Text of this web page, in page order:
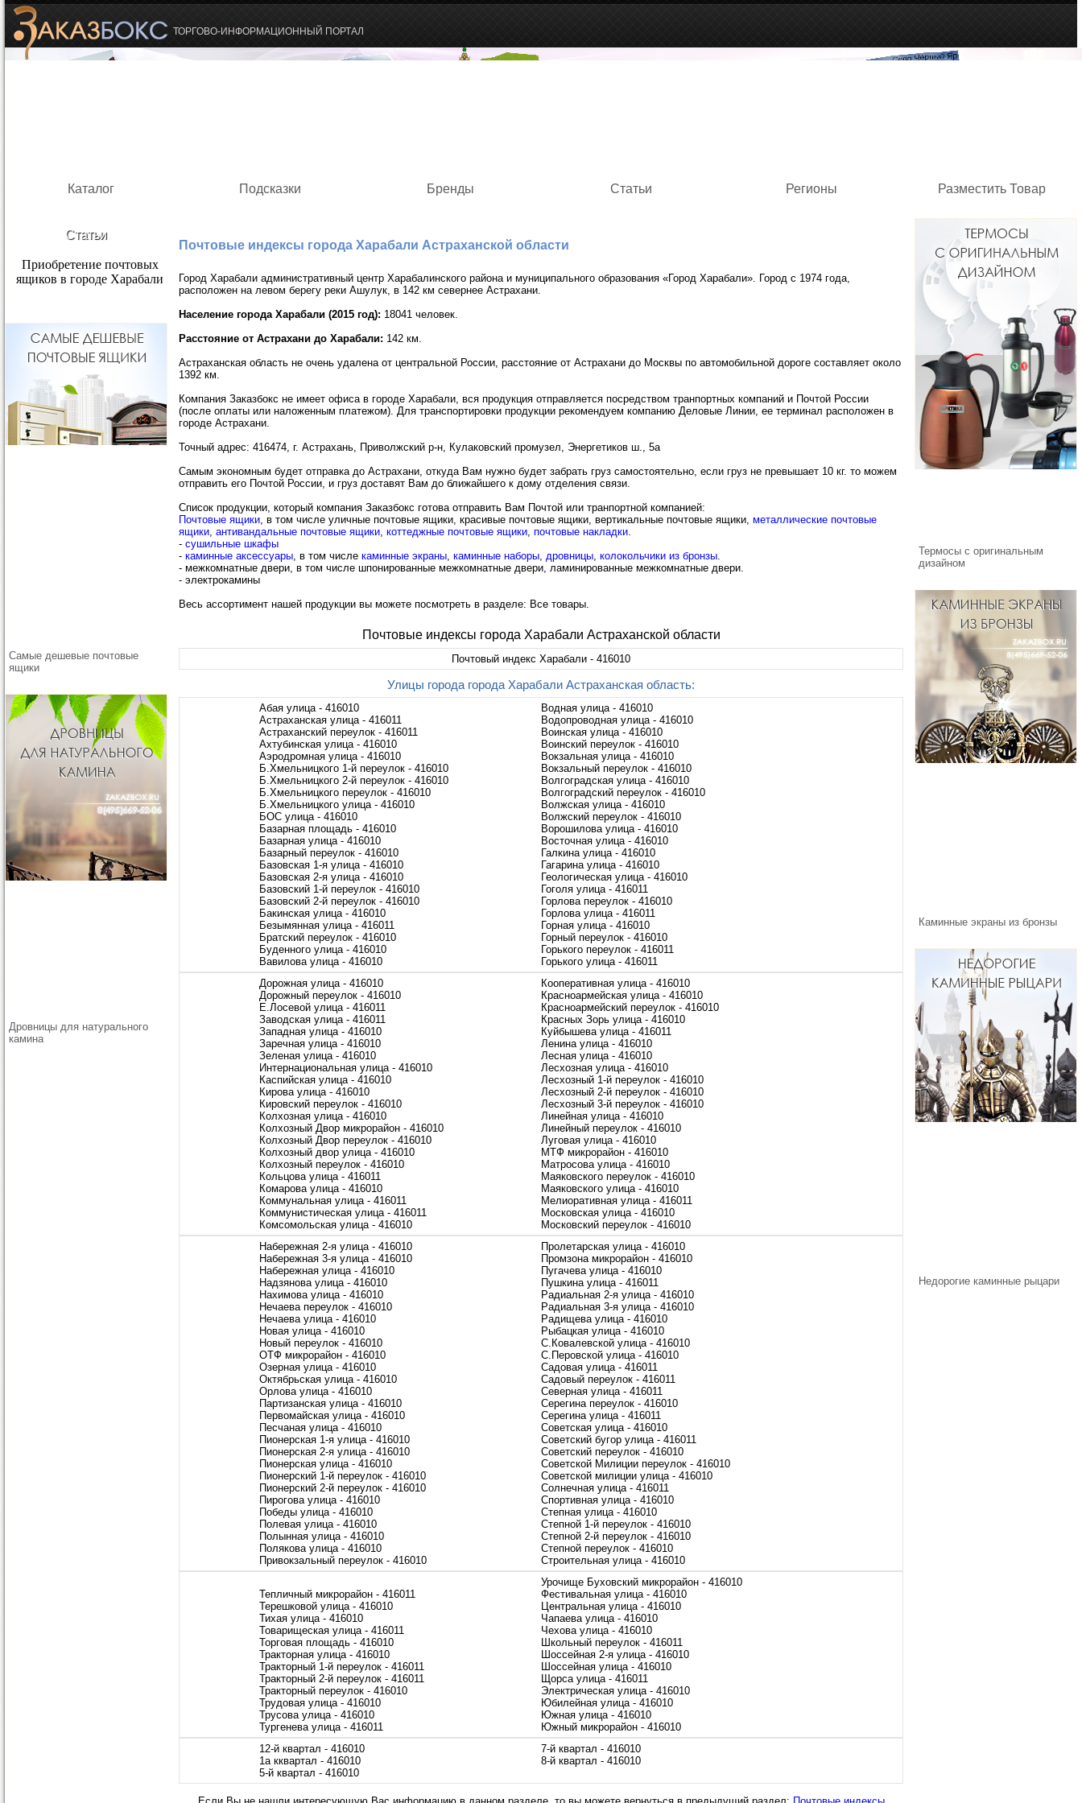
ТОРГОВО-ИНФОРМАЦИОННЫЙ ПОРТАЛ
Каталог Подсказки Бренды Статьи Регионы Разместить Товар
Статьи
Приобретение почтовых
ящиков в городе Харабали
Самые дешевые почтовые
ящики
Дровницы для натурального
камина
Почтовые индексы города Харабали Астраханской области
Город Харабали административный центр Харабалинского района и муниципального образования «Город Харабали». Город с 1974 года,
расположен на левом берегу реки Ашулук, в 142 км севернее Астрахани.
Население города Харабали (2015 год): 18041 человек.
Расстояние от Астрахани до Харабали: 142 км.
Астраханская область не очень удалена от центральной России, расстояние от Астрахани до Москвы по автомобильной дороге составляет около
1392 км.
Компания Заказбокс не имеет офиса в городе Харабали, вся продукция отправляется посредством транпортных компаний и Почтой России
(после оплаты или наложенным платежом). Для транспортировки продукции рекомендуем компанию Деловые Линии, ее терминал расположен в
городе Астрахани.
Точный адрес: 416474, г. Астрахань, Приволжский р-н, Кулаковский промузел, Энергетиков ш., 5а
Самым экономным будет отправка до Астрахани, откуда Вам нужно будет забрать груз самостоятельно, если груз не превышает 10 кг. то можем
отправить его Почтой России, и груз доставят Вам до ближайшего к дому отделения связи.
Список продукции, который компания Заказбокс готова отправить Вам Почтой или транпортной компанией:
Почтовые ящики, в том числе уличные почтовые ящики, красивые почтовые ящики, вертикальные почтовые ящики, металлические почтовые
ящики, антивандальные почтовые ящики, коттеджные почтовые ящики, почтовые накладки.
- сушильные шкафы
- каминные аксессуары, в том числе каминные экраны, каминные наборы, дровницы, колокольчики из бронзы.
- межкомнатные двери, в том числе шпонированные межкомнатные двери, ламинированные межкомнатные двери.
- электрокамины
Весь ассортимент нашей продукции вы можете посмотреть в разделе: Все товары.
Почтовые индексы города Харабали Астраханской области
Почтовый индекс Харабали - 416010
Улицы города города Харабали Астраханская область:
Абая улица - 416010
Водная улица - 416010
Астраханская улица - 416011
Водопроводная улица - 416010
Астраханский переулок - 416011
Воинская улица - 416010
Ахтубинская улица - 416010
Воинский переулок - 416010
Аэродромная улица - 416010
Вокзальная улица - 416010
Б.Хмельницкого 1-й переулок - 416010
Вокзальный переулок - 416010
Б.Хмельницкого 2-й переулок - 416010
Волгоградская улица - 416010
Б.Хмельницкого переулок - 416010
Волгоградский переулок - 416010
Б.Хмельницкого улица - 416010
Волжская улица - 416010
БОС улица - 416010
Волжский переулок - 416010
Базарная площадь - 416010
Ворошилова улица - 416010
Базарная улица - 416010
Восточная улица - 416010
Базарный переулок - 416010
Галкина улица - 416010
Базовская 1-я улица - 416010
Гагарина улица - 416010
Базовская 2-я улица - 416010
Геологическая улица - 416010
Базовский 1-й переулок - 416010
Гоголя улица - 416011
Базовский 2-й переулок - 416010
Горлова переулок - 416010
Бакинская улица - 416010
Горлова улица - 416011
Безымянная улица - 416011
Горная улица - 416010
Братский переулок - 416010
Горный переулок - 416010
Буденного улица - 416010
Горького переулок - 416011
Вавилова улица - 416010
Горького улица - 416011
Дорожная улица - 416010
Кооперативная улица - 416010
Дорожный переулок - 416010
Красноармейская улица - 416010
Е.Лосевой улица - 416011
Красноармейский переулок - 416010
Заводская улица - 416011
Красных Зорь улица - 416010
Западная улица - 416010
Куйбышева улица - 416011
Заречная улица - 416010
Ленина улица - 416010
Зеленая улица - 416010
Лесная улица - 416010
Интернациональная улица - 416010
Лесхозная улица - 416010
Каспийская улица - 416010
Лесхозный 1-й переулок - 416010
Кирова улица - 416010
Лесхозный 2-й переулок - 416010
Кировский переулок - 416010
Лесхозный 3-й переулок - 416010
Колхозная улица - 416010
Линейная улица - 416010
Колхозный Двор микрорайон - 416010
Линейный переулок - 416010
Колхозный Двор переулок - 416010
Луговая улица - 416010
Колхозный двор улица - 416010
МТФ микрорайон - 416010
Колхозный переулок - 416010
Матросова улица - 416010
Кольцова улица - 416011
Маяковского переулок - 416010
Комарова улица - 416010
Маяковского улица - 416010
Коммунальная улица - 416011
Мелиоративная улица - 416011
Коммунистическая улица - 416011
Московская улица - 416010
Комсомольская улица - 416010
Московский переулок - 416010
Набережная 2-я улица - 416010
Пролетарская улица - 416010
Набережная 3-я улица - 416010
Промзона микрорайон - 416010
Набережная улица - 416010
Пугачева улица - 416010
Надзянова улица - 416010
Пушкина улица - 416011
Нахимова улица - 416010
Радиальная 2-я улица - 416010
Нечаева переулок - 416010
Радиальная 3-я улица - 416010
Нечаева улица - 416010
Радищева улица - 416010
Новая улица - 416010
Рыбацкая улица - 416010
Новый переулок - 416010
С.Ковалевской улица - 416010
ОТФ микрорайон - 416010
С.Перовской улица - 416010
Озерная улица - 416010
Садовая улица - 416011
Октябрьская улица - 416010
Садовый переулок - 416011
Орлова улица - 416010
Северная улица - 416011
Партизанская улица - 416010
Серегина переулок - 416010
Первомайская улица - 416010
Серегина улица - 416011
Песчаная улица - 416010
Советская улица - 416010
Пионерская 1-я улица - 416010
Советский бугор улица - 416011
Пионерская 2-я улица - 416010
Советский переулок - 416010
Пионерская улица - 416010
Советской Милиции переулок - 416010
Пионерский 1-й переулок - 416010
Советской милиции улица - 416010
Пионерский 2-й переулок - 416010
Солнечная улица - 416011
Пирогова улица - 416010
Спортивная улица - 416010
Победы улица - 416010
Степная улица - 416010
Полевая улица - 416010
Степной 1-й переулок - 416010
Полынная улица - 416010
Степной 2-й переулок - 416010
Полякова улица - 416010
Степной переулок - 416010
Привокзальный переулок - 416010
Строительная улица - 416010
Урочище Буховский микрорайон - 416010
Тепличный микрорайон - 416011
Фестивальная улица - 416010
Терешковой улица - 416010
Центральная улица - 416010
Тихая улица - 416010
Чапаева улица - 416010
Товарищеская улица - 416011
Чехова улица - 416010
Торговая площадь - 416010
Школьный переулок - 416011
Тракторная улица - 416010
Шоссейная 2-я улица - 416010
Тракторный 1-й переулок - 416011
Шоссейная улица - 416010
Тракторный 2-й переулок - 416011
Щорса улица - 416011
Тракторный переулок - 416010
Электрическая улица - 416010
Трудовая улица - 416010
Юбилейная улица - 416010
Трусова улица - 416010
Южная улица - 416010
Тургенева улица - 416011
Южный микрорайон - 416010
12-й квартал - 416010
7-й квартал - 416010
1а кквартал - 416010
8-й квартал - 416010
5-й квартал - 416010
Термосы с оригинальным
дизайном
Каминные экраны из бронзы
Недорогие каминные рыцари